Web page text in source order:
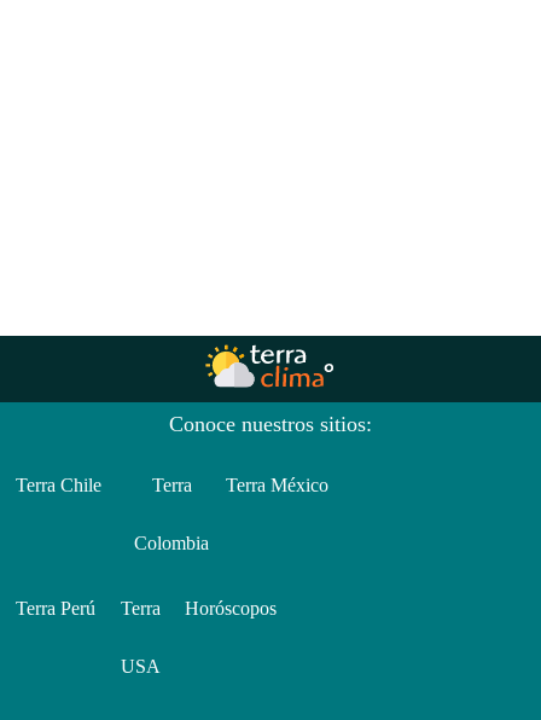
Conoce nuestros sitios:
Terra Chile Terra
Colombia
Terra México
Terra Perú Terra
USA
Horóscopos